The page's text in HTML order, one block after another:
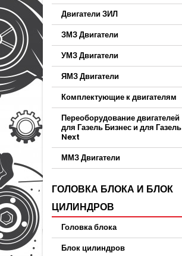
Двигатели ЗИЛ
ЗМЗ Двигатели
УМЗ Двигатели
ЯМЗ Двигатели
Комплектующие к двигателям
Переоборудование двигателей
для Газель Бизнес и для Газель
Next
ММЗ Двигатели
ГОЛОВКА БЛОКА И БЛОК
ЦИЛИНДРОВ
Головка блока
Блок цилиндров